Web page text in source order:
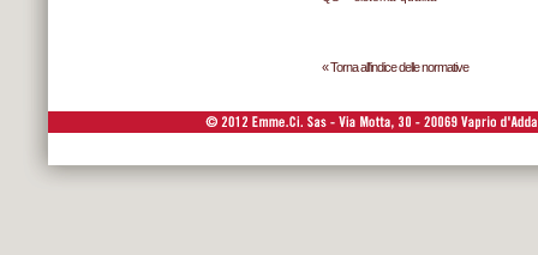
« Torna all'indice delle normative